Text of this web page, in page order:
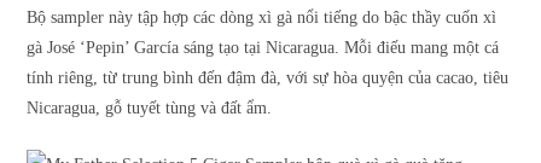
Bộ sampler này tập hợp các dòng xì gà nổi tiếng do bậc thầy cuốn xì
gàJosé ‘Pepin’ García sáng tạo tại Nicaragua. Mỗi điếu mang một cá
tính riêng, từ trung bình đến đậm đà, với sự hòa quyện của cacao, tiêu
Nicaragua, gỗ tuyết tùng và đất ẩm.